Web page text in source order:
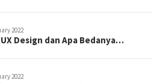
2022
Design dan Apa Bedanya…
2022